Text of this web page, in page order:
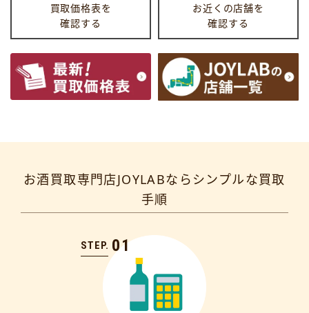
買取価格表を
確認する
お近くの店舗を
確認する
お酒買取専門店JOYLABならシンプルな買取
手順
STEP. 01